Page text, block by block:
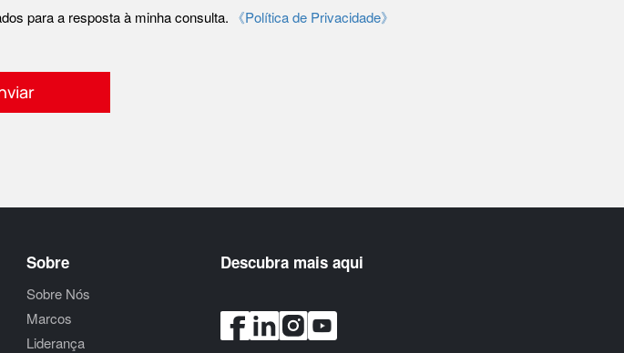
​​para a resposta à minha consulta. 《Política de Privacidade》
Sobre
Sobre Nós
Marcos
Liderança
Descubra mais aqui